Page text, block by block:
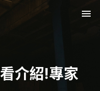
介紹!專家